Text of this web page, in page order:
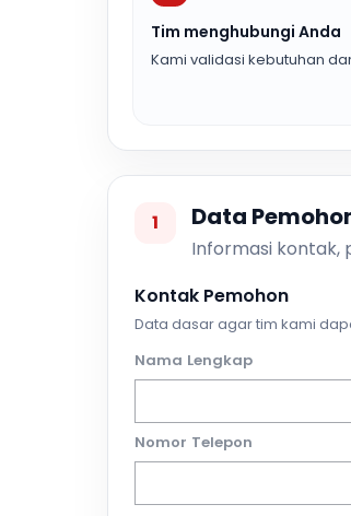
Tim menghubungi Anda
Kami validasi kebutuhan
1 Data
Informasi kontak,
Kontak Pemohon
Data dasar agar tim kami
Nama Lengkap
Nomor Telepon